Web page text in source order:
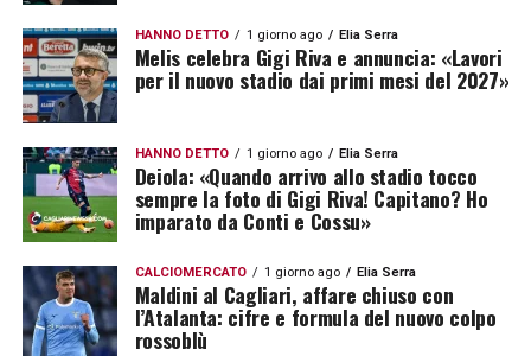
HANNO DETTO 1 giorno ago Elia Serra
Melis celebra Gigi Riva e annuncia: «Lavori
per il nuovo stadio dai primi mesi del 2027»
HANNO DETTO 1 giorno ago Elia Serra
Deiola: «Quando arrivo allo stadio tocco
sempre la foto di Gigi Riva! Capitano? Ho
imparato da Conti e Cossu»
CALCIOMERCATO 1 giorno ago Elia Serra
Maldini al Cagliari, affare chiuso con
l’Atalanta: cifre e formula del nuovo colpo
rossoblù